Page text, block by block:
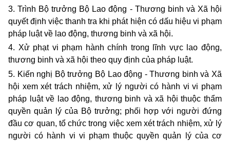
3. Trình Bộ trưởng Bộ Lao động - Thương binh và Xã hội
quyết định việc thanh tra khi phát hiện có dấu hiệu vi phạm
pháp luật về lao động, thương binh và xã hội.
4. Xử phạt vi phạm hành chính trong lĩnh vực lao động,
thương binh và xã hội theo quy định của pháp luật.
5. Kiến nghị Bộ trưởng Bộ Lao động - Thương binh và Xã
hội xem xét trách nhiệm, xử lý người có hành vi vi phạm
pháp luật về lao động, thương binh và xã hội thuộc thẩm
quyền quản lý của Bộ trưởng; phối hợp với người đứng
đầu cơ quan, tổ chức trong việc xem xét trách nhiệm, xử lý
người có hành vi vi phạm thuộc quyền quản lý của cơ